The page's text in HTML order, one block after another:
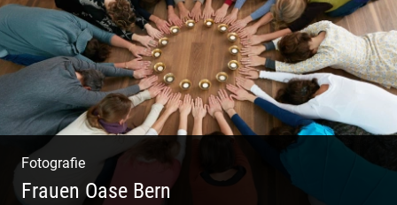
Fotografie
Frauen Oase Bern